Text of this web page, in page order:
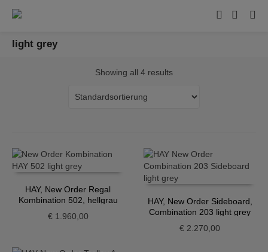
light grey
Showing all 4 results
HAY, New Order Regal
Kombination 502, hellgrau
€1.960,00
HAY, New Order Sideboard,
Combination 203 light grey
€ 2.270,00